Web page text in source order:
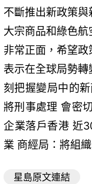
不斷推出新政策
大宗商品和綠色
非常正面，希望
表示在全球局勢
刻把握變局中的
將刑事處理 會密
企業落戶香港 近
業 商經局：將組
星島原文連結